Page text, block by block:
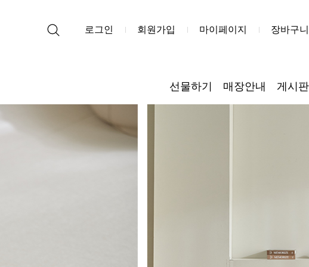
로그인 회원가입 마이페이지 장바구니
선물하기 매장안내 게시판